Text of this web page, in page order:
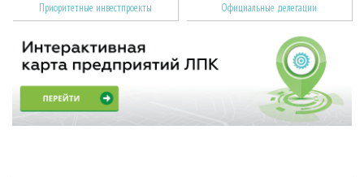
Приоритетные инвестпроекты Официальные делегации